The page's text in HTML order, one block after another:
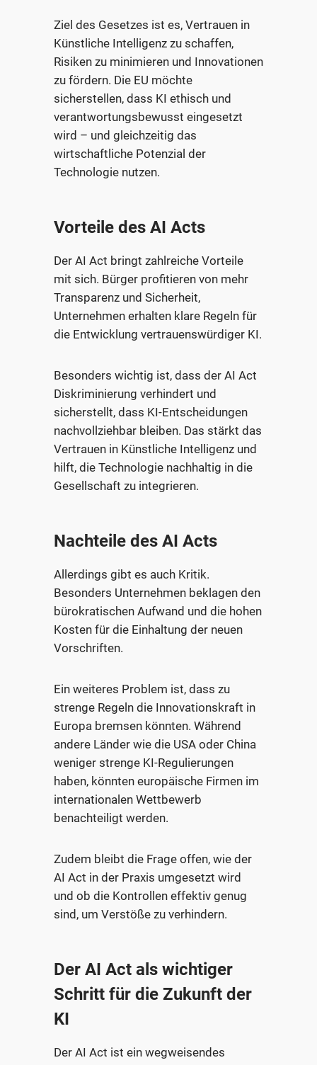
Ziel des Gesetzes ist es, Vertrauen in
Künstliche Intelligenz zu schaffen,
Risiken zu minimieren und Innovationen
zu fördern. Die EU möchte
sicherstellen, dass KI ethisch und
verantwortungsbewusst eingesetzt
wird – und gleichzeitig das
wirtschaftliche Potenzial der
Technologie nutzen.
Vorteile des AI Acts
Der AI Act bringt zahlreiche Vorteile
mit sich. Bürger profitieren von mehr
Transparenz und Sicherheit,
Unternehmen erhalten klare Regeln für
die Entwicklung vertrauenswürdiger KI.
Besonders wichtig ist, dass der AI Act
Diskriminierung verhindert und
sicherstellt, dass KI-Entscheidungen
nachvollziehbar bleiben. Das stärkt das
Vertrauen in Künstliche Intelligenz und
hilft, die Technologie nachhaltig in die
Gesellschaft zu integrieren.
Nachteile des AI Acts
Allerdings gibt es auch Kritik.
Besonders Unternehmen beklagen den
bürokratischen Aufwand und die hohen
Kosten für die Einhaltung der neuen
Vorschriften.
Ein weiteres Problem ist, dass zu
strenge Regeln die Innovationskraft in
Europa bremsen könnten. Während
andere Länder wie die USA oder China
weniger strenge KI-Regulierungen
haben, könnten europäische Firmen im
internationalen Wettbewerb
benachteiligt werden.
Zudem bleibt die Frage offen, wie der
AI Act in der Praxis umgesetzt wird
und ob die Kontrollen effektiv genug
sind, um Verstöße zu verhindern.
Der AI Act als wichtiger
Schritt für die Zukunft der
KI
Der AI Act ist ein wegweisendes